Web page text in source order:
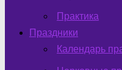
Практика
Праздники
Календарь